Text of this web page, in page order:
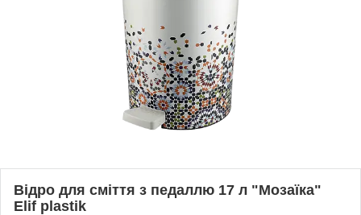
Відро для сміття з педаллю 17 л "Мозаїка"
Elif plastik